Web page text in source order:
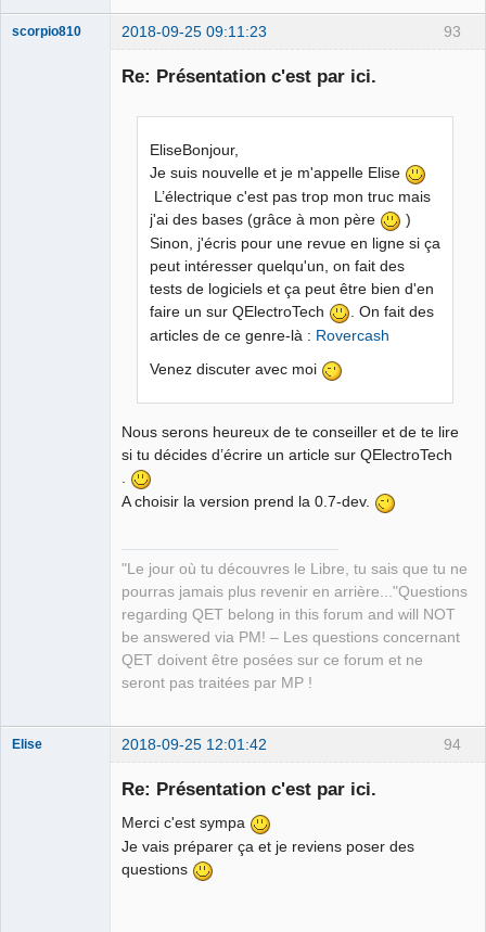
93
scorpio810 2018-09-25 09:11:23
Re: Présentation c'est par ici.
EliseBonjour,
Je suis nouvelle et je m'appelle Elise
L’électrique c'est pas trop mon truc mais
j'ai des bases (grâce à mon père
)
Sinon, j'écris pour une revue en ligne si ça
peut intéresser quelqu'un, on fait des
tests de logiciels et ça peut être bien d'en
faire un sur QElectroTech
. On fait des
articles de ce genre-là : Rovercash
Venez discuter avec moi
Nous serons heureux de te conseiller et de te lire
si tu décides d’écrire un article sur QElectroTech
A choisir la version prend la 0.7-dev.
"Le jour où tu découvres le Libre, tu sais que tu ne
pourras jamais plus revenir en arrière..."Questions
regarding QET belong in this forum and will NOT
be answered via PM! – Les questions concernant
QET doivent être posées sur ce forum et ne
seront pas traitées par MP !
94
Elise 2018-09-25 12:01:42
Re: Présentation c'est par ici.
Merci c'est sympa
Je vais préparer ça et je reviens poser des
questions